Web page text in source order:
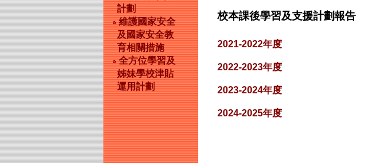
計劃
維護國家安全
及國家安全教
育相關措施
全方位學習及
姊妹學校津貼
運用計劃
校本課後學習及支援計劃報告
2021-2022年度
2022-2023年度
2023-2024年度
2024-2025年度